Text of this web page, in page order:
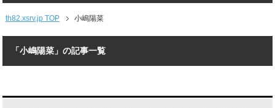
th82.xsrv.jp TOP 小嶋陽菜
「小嶋陽菜」の記事一覧